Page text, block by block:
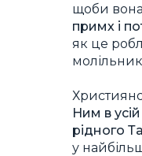
щоби вона
примх і
як це
Ним в
рідного
у